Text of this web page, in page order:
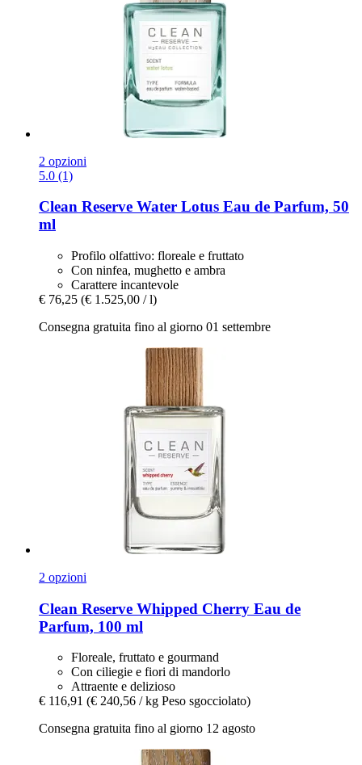
2 opzioni
5.0 (1)
Clean Reserve Water Lotus Eau de Parfum, 50
ml
Profilo olfattivo: floreale e fruttato
Con ninfea, mughetto e ambra
Carattere incantevole
€ 76,25 (€ 1.525,00 / l)
Consegna gratuita fino al giorno 01 settembre
2 opzioni
Clean Reserve Whipped Cherry Eau de
Parfum, 100 ml
Floreale, fruttato e gourmand
Con ciliegie e fiori di mandorlo
Attraente e delizioso
€ 116,91 (€ 240,56 / kg Peso sgocciolato)
Consegna gratuita fino al giorno 12 agosto